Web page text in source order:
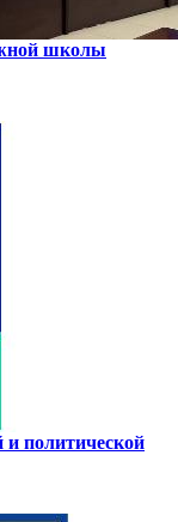
школы
политической